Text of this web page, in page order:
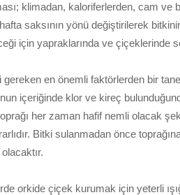
klimadan, kaloriferlerden, cam ve
saksının yönü değiştirilerek bitkinin
için yapraklarında ve çiçeklerinde
en önemli faktörlerden bir
içeriğinde klor ve kireç
her zaman hafif nemli olacak
Bitki sulanmadan önce
orkide çiçek kurumak için yeterli